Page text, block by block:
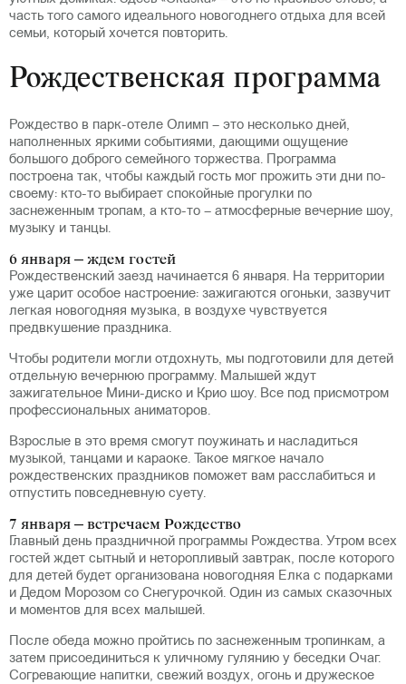
часть того самого идеального новогоднего отдыха для всей
семьи, который хочется повторить.
Рождественская программа
Рождество в парк-отеле Олимп – это несколько дней,
наполненных яркими событиями, дающими ощущение
большого доброго семейного торжества. Программа
построена так, чтобы каждый гость мог прожить эти дни по-
своему: кто-то выбирает спокойные прогулки по
заснеженным тропам, а кто-то – атмосферные вечерние шоу,
музыку и танцы.
6 января – ждем гостей
Рождественский заезд начинается 6 января. На территории
уже царит особое настроение: зажигаются огоньки, зазвучит
легкая новогодняя музыка, в воздухе чувствуется
предвкушение праздника.
Чтобы родители могли отдохнуть, мы подготовили для детей
отдельную вечернюю программу. Малышей ждут
зажигательное Мини-диско и Крио шоу. Все под присмотром
профессиональных аниматоров.
Взрослые в это время смогут поужинать и насладиться
музыкой, танцами и караоке. Такое мягкое начало
рождественских праздников поможет вам расслабиться и
отпустить повседневную суету.
7 января – встречаем Рождество
Главный день праздничной программы Рождества. Утром всех
гостей ждет сытный и неторопливый завтрак, после которого
для детей будет организована новогодняя Елка с подарками
и Дедом Морозом со Снегурочкой. Один из самых сказочных
и моментов для всех малышей.
После обеда можно пройтись по заснеженным тропинкам, а
затем присоединиться к уличному гулянию у беседки Очаг.
Согревающие напитки, свежий воздух, огонь и дружеское